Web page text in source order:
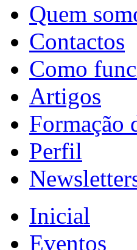
Quem
Contactos
Como
Artigos
Formação
Perfil
Inicial
Eventos